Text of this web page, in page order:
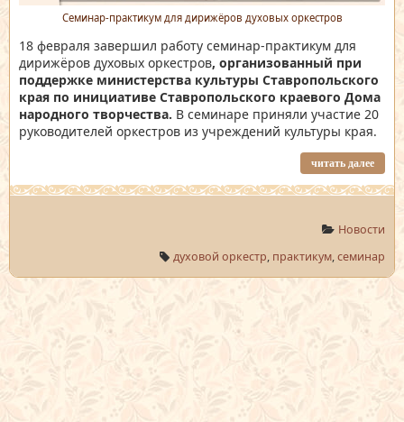
Семинар-практикум для дирижёров духовых оркестров
18 февраля завершил работу семинар-практикум для
дирижёров духовых оркестров, организованный при
поддержке министерства культуры Ставропольского
края по инициативе Ставропольского краевого Дома
народного творчества. В семинаре приняли участие 20
руководителей оркестров из учреждений культуры края.
читать далее
Новости
духовой оркестр, практикум,семинар